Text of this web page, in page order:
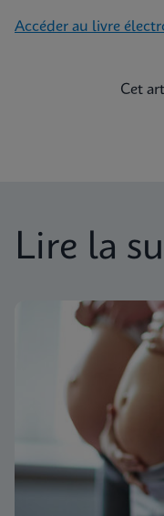
Accéder au livre
Cet
Lire la